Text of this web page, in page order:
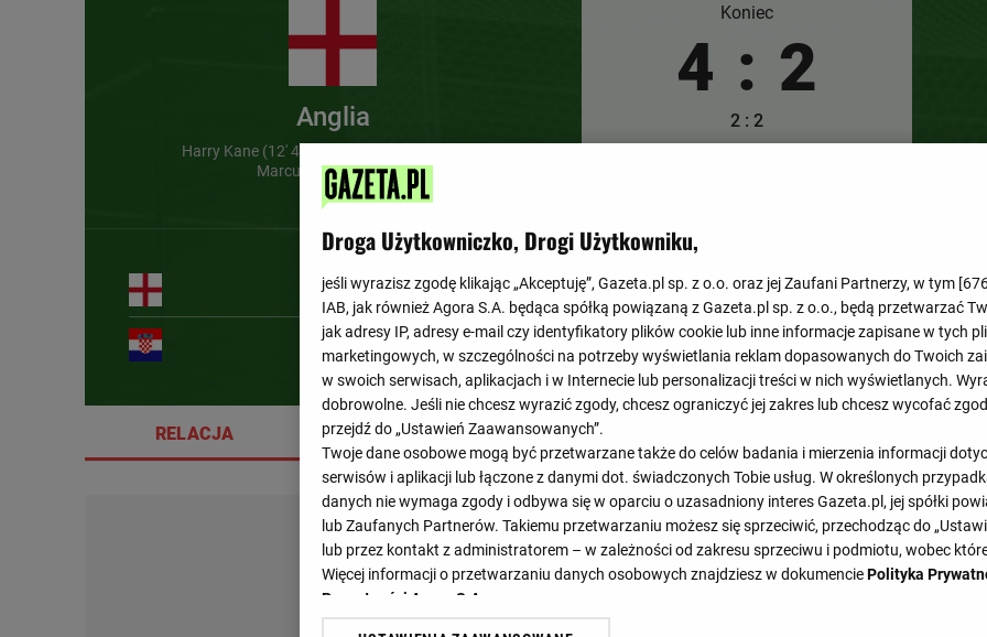
Anglia
Harry Kane (12' 42') , Jude Bellingham (47')
Marcus Rashford (85')
Koniec
4 : 2
2 : 2
12'
42'
36'
45'
47'
58'
RELACJA SZCZEGÓŁY
Droga Użytkowniczko, Drogi Użytkowniku,
jeśli wyrazisz zgodę klikając „Akceptuję”, Gazeta.pl sp. z o.o. oraz jej Zaufani Partnerzy, w tym [
IAB, jak również Agora S.A. będąca spółką powiązaną z Gazeta.pl sp. z o.o., będą przetwarzać
jak adresy IP, adresy e-mail czy identyfikatory plików cookie lub inne informacje zapisane w tych
marketingowych, w szczególności na potrzeby wyświetlania reklam dopasowanych do Twoich
w swoich serwisach, aplikacjach i w Internecie lub personalizacji treści w nich wyświetlanych.
dobrowolne. Jeśli nie chcesz wyrazić zgody, chcesz ograniczyć jej zakres lub chcesz wycofać
przejdź do „Ustawień Zaawansowanych”.
Twoje dane osobowe mogą być przetwarzane także do celów badania i mierzenia informacji
serwisów i aplikacji lub łączone z danymi dot. świadczonych Tobie usług. W określonych
danych nie wymaga zgody i odbywa się w oparciu o uzasadniony interes Gazeta.pl, jej spółki
lub Zaufanych Partnerów. Takiemu przetwarzaniu możesz się sprzeciwić, przechodząc do
lub przez kontakt z administratorem – w zależności od zakresu sprzeciwu i podmiotu, wobec
Więcej informacji o przetwarzaniu danych osobowych znajdziesz w dokumenciePolityka
Prywatności Agora S.A.